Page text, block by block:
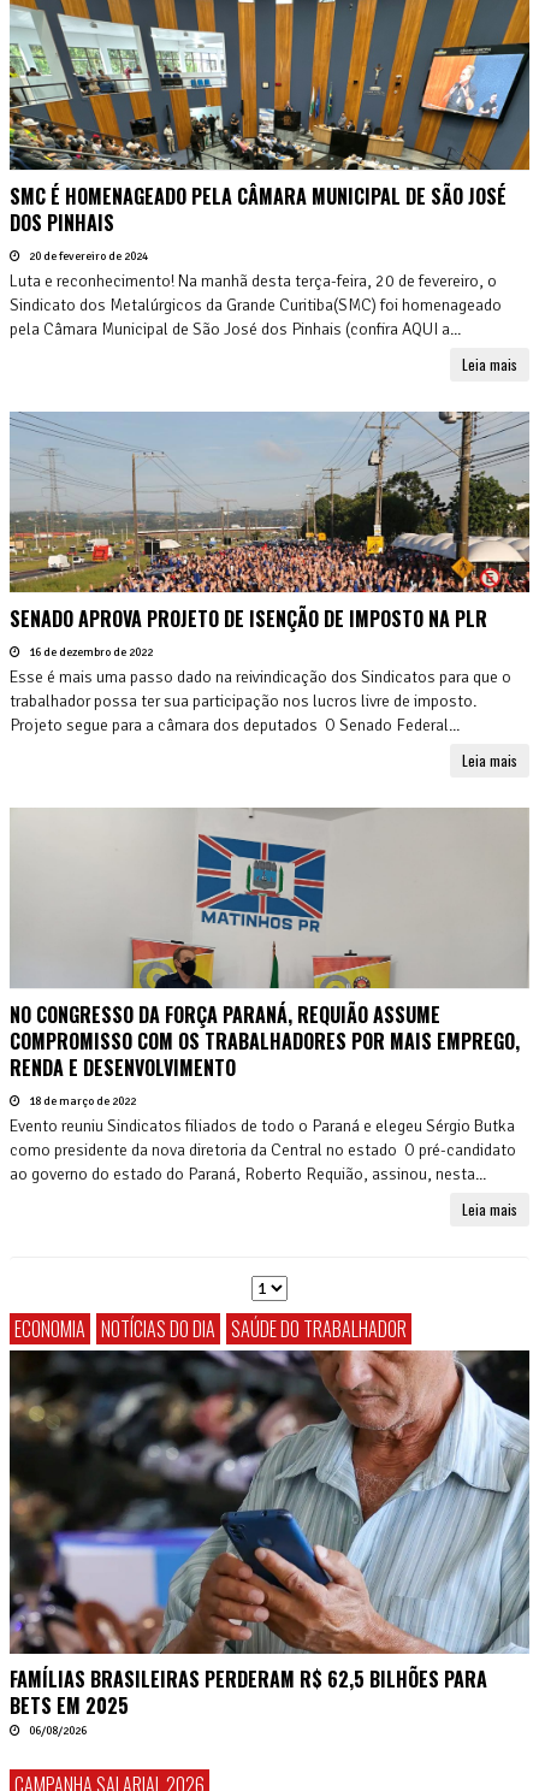
SMC É HOMENAGEADO PELA CÂMARA MUNICIPAL DE SÃO JOSÉ
DOS PINHAIS
20 de fevereiro de 2024
Luta e reconhecimento! Na manhã desta terça-feira, 20 de fevereiro, o
Sindicato dos Metalúrgicos da Grande Curitiba(SMC) foi homenageado
pela Câmara Municipal de São José dos Pinhais (confira AQUI a...
Leia mais
SENADO APROVA PROJETO DE ISENÇÃO DE IMPOSTO NA PLR
16 de dezembro de 2022
Esse é mais uma passo dado na reivindicação dos Sindicatos para que o
trabalhador possa ter sua participação nos lucros livre de imposto.
Projeto segue para a câmara dos deputados O Senado Federal...
Leia mais
NO CONGRESSO DA FORÇA PARANÁ, REQUIÃO ASSUME
COMPROMISSO COM OS TRABALHADORES POR MAIS EMPREGO,
RENDA E DESENVOLVIMENTO
18 de março de 2022
Evento reuniu Sindicatos filiados de todo o Paraná e elegeu Sérgio Butka
como presidente da nova diretoria da Central no estado O pré-candidato
ao governo do estado do Paraná, Roberto Requião, assinou, nesta...
Leia mais
ECONOMIA NOTÍCIAS DO DIA SAÚDE DO TRABALHADOR
FAMÍLIAS BRASILEIRAS PERDERAM R$ 62,5 BILHÕES PARA
BETS EM 2025
06/08/2026